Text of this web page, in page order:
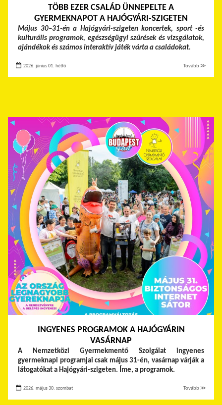
TÖBB EZER CSALÁD ÜNNEPELTE A
GYERMEKNAPOT A HAJÓGYÁRI-SZIGETEN
Május 30–31-én a Hajógyári-szigeten koncertek, sport -és
kulturális programok, egészségügyi szűrések és vizsgálatok,
ajándékok és számos interaktív játék várta a családokat.
2026. június 01. hétfő Tovább ≫
INGYENES PROGRAMOK A HAJÓGYÁRIN
VASÁRNAP
A Nemzetközi Gyermekmentő Szolgálat ingyenes
gyermeknapi programjai csak május 31-én, vasárnap várják a
látogatókat a Hajógyári-szigeten. Íme, a programok.
2026. május 30. szombat Tovább ≫